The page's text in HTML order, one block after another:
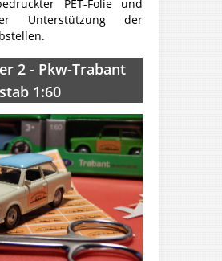
PET-Folie und
Unterstützung der
2 - Pkw-Trabant
1:60